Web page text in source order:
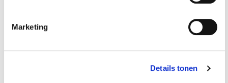
Marketing
Details tonen